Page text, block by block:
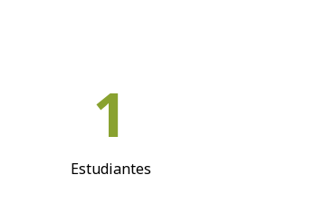
1
Estudiantes